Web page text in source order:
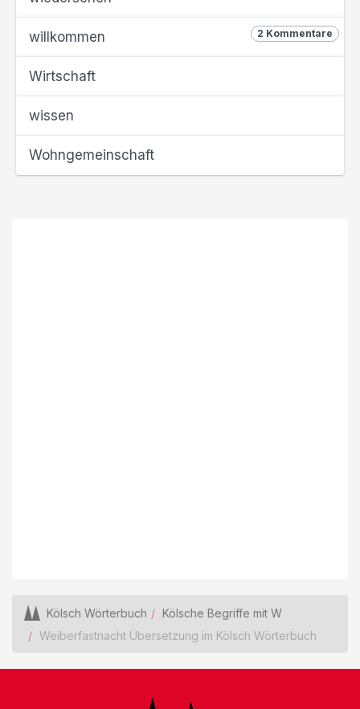
2 Kommentare
willkommen
Wirtschaft
wissen
Wohngemeinschaft
Kölsch Wörterbuch
Kölsche Begriffe mit W
Weiberfastnacht Übersetzung im Kölsch Wörterbuch